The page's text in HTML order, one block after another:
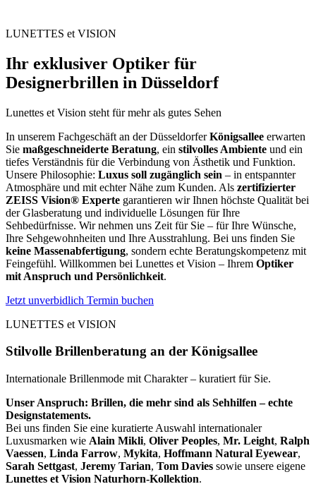
LUNETTES et VISION
Ihr exklusiver Optiker für
Designerbrillen in Düsseldorf
Lunettes et Vision steht für mehr als gutes Sehen
In unserem Fachgeschäft an der DüsseldorferKönigsallee erwarten
Sie maßgeschneiderte Beratung, ein stilvolles Ambiente und ein
tiefes Verständnis für die Verbindung von Ästhetik und Funktion.
Unsere Philosophie: Luxus soll zugänglich sein – in entspannter
Atmosphäre und mit echter Nähe zum Kunden. Als zertifizierter
ZEISS Vision® Experte garantieren wir Ihnen höchste Qualität bei
der Glasberatung und individuelle Lösungen für Ihre
Sehbedürfnisse. Wir nehmen uns Zeit für Sie – für Ihre Wünsche,
Ihre Sehgewohnheiten und Ihre Ausstrahlung. Bei uns finden Sie
keine Massenabfertigung, sondern echte Beratungskompetenz mit
Feingefühl. Willkommen bei Lunettes et Vision – Ihrem Optiker
mit Anspruch und Persönlichkeit.
Jetzt unverbidlich Termin buchen
LUNETTES et VISION
Stilvolle Brillenberatung an der Königsallee
Internationale Brillenmode mit Charakter – kuratiert für Sie.
Unser Anspruch: Brillen, die mehr sind als Sehhilfen – echte
Designstatements.
Bei uns finden Sie eine kuratierte Auswahl internationaler
Luxusmarken wie Alain Mikli, Oliver Peoples, Mr. Leight, Ralph
Vaessen, Linda Farrow, Mykita, Hoffmann Natural Eyewear,
Sarah Settgast, Jeremy Tarian, Tom Davies sowie unsere eigene
Lunettes et Vision Naturhorn-Kollektion.